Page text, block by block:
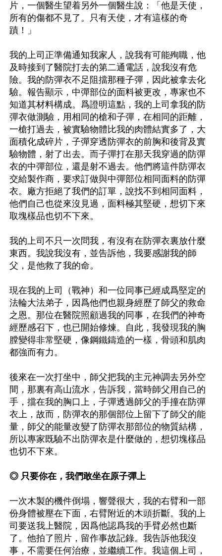
片，一個醫生望着另外一個醫生說：「他是天使，
所有的傷都不見了。只有天使，才有這樣的奇
蹟！」
我的上司正準備通知我家人，說我有可能殉職，他
及時接到了醫院打去的第二通電話，說我沒有危
險。我的防彈衣不足阻擋那種子彈，因此被拿去化
驗。報告顯示，中彈部位的面料被更改，專家也不
知道其材料構成。爲證明這點，我的上司拿我的防
彈衣做測驗，用相同的槍和子彈，在相同的距離，
一槍打過去，被實驗物體比我的肉體結實多了，大
面積化成碎片，子彈穿透防彈衣的前胸和後背及實
驗物體，射了出去。而子彈打在那天我穿過的防彈
衣的中彈部位，還是射不過去。他們將這件防彈衣
交給製作商，要求訂做與中彈部位相同面料的防彈
衣。廠方拒絕了我們的訂單，說找不到相同面料，
他們自己也從來沒見過，面料極其堅硬，想切下來
取塊樣品也切不下來。
我的上司不只一次問我，有沒有在防彈衣裏放什麼
東西。我說我沒有，並告訴他，我要感謝我的師
父，是他救了我的命。
現在我的上司（戰神）和一位同事已經成爲堅定的
法輪大法弟子，因爲他們也親身經歷了師父的救命
之恩。那位在醫院照顧過我的同事，在我們的神奇
經歷感召下，也已開始修煉。自此，我發現我的胸
膛變得非常堅硬，像鋼鐵鑄造的一樣，骨頭和肌肉
都強而有力。
後來在一次打坐中，師父把我的主元神調去另外空
間，那裏有高山流水，告訴我，當時師父用自己的
手，擋在我的胸口上，子彈透過師父的手撞在防彈
衣上，故而，防彈衣的那個部位上留下了師父的能
量，師父的能量改變了防彈衣那部位的物質結構，
所以專家既驗不出防彈衣是什麼做的，想切塊樣品
也切不下來。
◎ 只要你在，我們敢坐在原子彈上
一次木製的機件倒塌，響聲很大，我的右臂和一部
份身體被壓在下面，右臂附近的木頭折斷。我的上
司要送我上醫院，因爲他認爲我的手臂必然也斷
了。他拍了照片，留作事故記錄。我告訴他我沒
事，不需要任何治療，並繼續工作。我這個上司，